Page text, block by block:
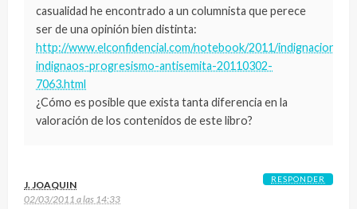
casualidad he encontrado a un columnista que perece
ser de una opinión bien distinta:
http://www.elconfidencial.com/notebook/2011/indignacion-
indignaos-progresismo-antisemita-20110302-
7063.html
¿Cómo es posible que exista tanta diferencia en la
valoración de los contenidos de este libro?
J. JOAQUIN
02/03/2011 a las 14:33
RESPONDER